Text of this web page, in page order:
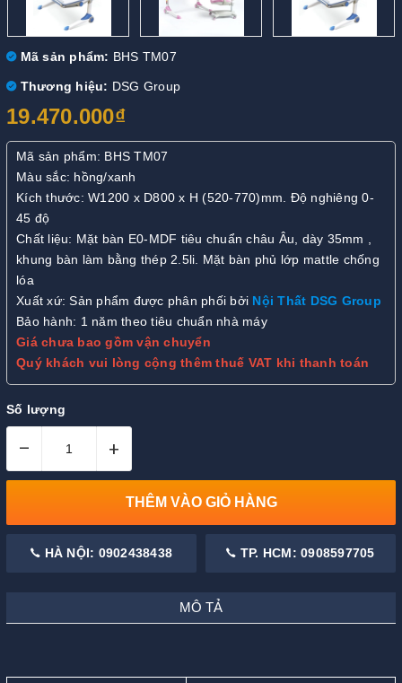
Mã sản phẩm: BHS TM07
Thương hiệu: DSG Group
19.470.000₫
Mã sản phẩm: BHS TM07
Màu sắc: hồng/xanh
Kích thước: W1200 x D800 x H (520-770)mm. Độ nghiêng 0-
45 độ
Chất liệu: Mặt bàn E0-MDF tiêu chuẩn châu Âu, dày 35mm ,
khung bàn làm bằng thép 2.5li. Mặt bàn phủ lớp mattle chống
lóa
Xuất xứ: Sản phẩm được phân phối bởi Nội Thất DSG Group
Bảo hành: 1 năm theo tiêu chuẩn nhà máy
Giá chưa bao gồm vận chuyển
Quý khách vui lòng cộng thêm thuế VAT khi thanh toán
Số lượng
– +
THÊM VÀO GIỎ HÀNG
HÀ NỘI: 0902438438 TP. HCM: 0908597705
MÔ TẢ